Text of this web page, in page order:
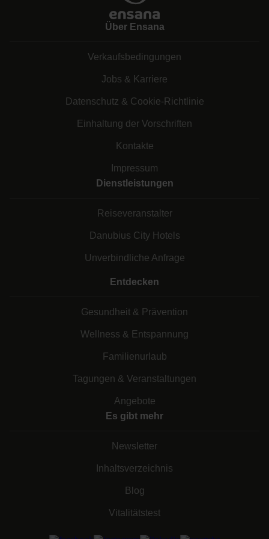
Über Ensana
Verkaufsbedingungen
Jobs & Karriere
Datenschutz & Cookie-Richtlinie
Einhaltung der Vorschriften
Kontakte
Impressum
Dienstleistungen
Reiseveranstalter
Danubius City Hotels
Unverbindliche Anfrage
Entdecken
Gesundheit & Prävention
Wellness & Entspannung
Familienurlaub
Tagungen & Veranstaltungen
Angebote
Es gibt mehr
Newsletter
Inhaltsverzeichnis
Blog
Vitalitätstest